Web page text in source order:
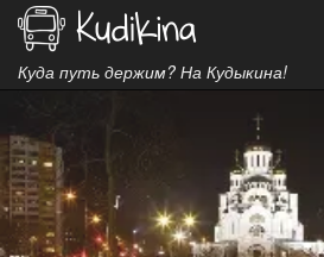
Куда путь держим? На Кудыкина!